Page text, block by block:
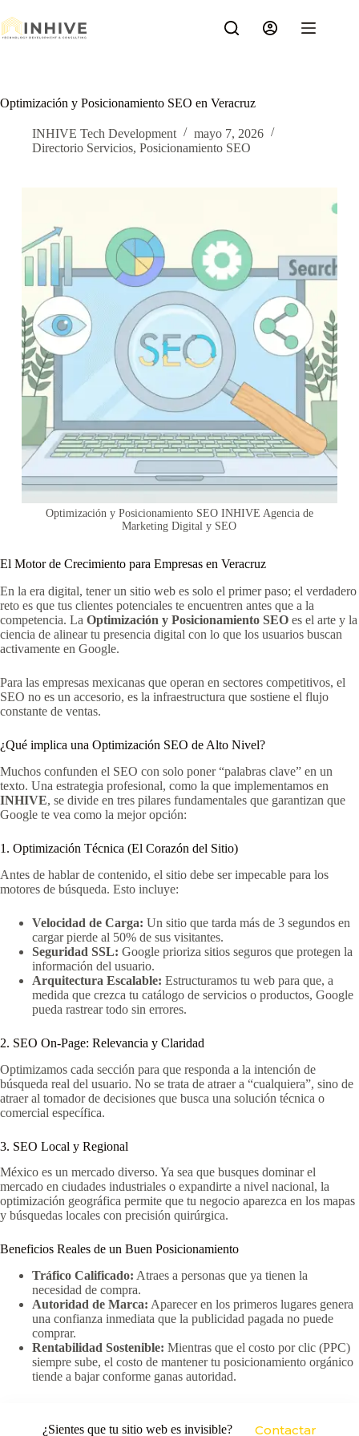
al
contenido
Optimización y Posicionamiento SEO en Veracruz
INHIVE Tech Development
mayo 7, 2026
Directorio Servicios, Posicionamiento SEO
Optimización y Posicionamiento SEO INHIVE Agencia de
Marketing Digital y SEO
El Motor de Crecimiento para Empresas en Veracruz
En la era digital, tener un sitio web es solo el primer paso; el verdadero
reto es que tus clientes potenciales te encuentren antes que a la
competencia. La Optimización y Posicionamiento SEO es el arte y la
ciencia de alinear tu presencia digital con lo que los usuarios buscan
activamente en Google.
Para las empresas mexicanas que operan en sectores competitivos, el
SEO no es un accesorio, es la infraestructura que sostiene el flujo
constante de ventas.
¿Qué implica una Optimización SEO de Alto Nivel?
Muchos confunden el SEO con solo poner “palabras clave” en un
texto. Una estrategia profesional, como la que implementamos en
INHIVE, se divide en tres pilares fundamentales que garantizan que
Google te vea como la mejor opción:
1. Optimización Técnica (El Corazón del Sitio)
Antes de hablar de contenido, el sitio debe ser impecable para los
motores de búsqueda. Esto incluye:
Velocidad de Carga: Un sitio que tarda más de 3 segundos en
cargar pierde al 50% de sus visitantes.
Seguridad SSL: Google prioriza sitios seguros que protegen la
información del usuario.
Arquitectura Escalable: Estructuramos tu web para que, a
medida que crezca tu catálogo de servicios o productos, Google
pueda rastrear todo sin errores.
2. SEO On-Page: Relevancia y Claridad
Optimizamos cada sección para que responda a la intención de
búsqueda real del usuario. No se trata de atraer a “cualquiera”, sino de
atraer al tomador de decisiones que busca una solución técnica o
comercial específica.
3. SEO Local y Regional
México es un mercado diverso. Ya sea que busques dominar el
mercado en ciudades industriales o expandirte a nivel nacional, la
optimización geográfica permite que tu negocio aparezca en los mapas
y búsquedas locales con precisión quirúrgica.
Beneficios Reales de un Buen Posicionamiento
Tráfico Calificado: Atraes a personas que ya tienen la
necesidad de compra.
Autoridad de Marca: Aparecer en los primeros lugares genera
una confianza inmediata que la publicidad pagada no puede
comprar.
Rentabilidad Sostenible: Mientras que el costo por clic (PPC)
siempre sube, el costo de mantener tu posicionamiento orgánico
tiende a bajar conforme ganas autoridad.
¿Sientes que tu sitio web es invisible? Contactar